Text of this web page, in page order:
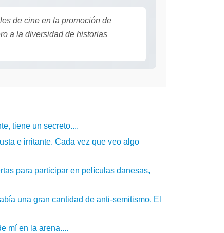
de cine en la promoción de
a la diversidad de historias
tiene un secreto....
e irritante. Cada vez que veo algo
para participar en películas danesas,
una gran cantidad de anti-semitismo. El
mí en la arena....